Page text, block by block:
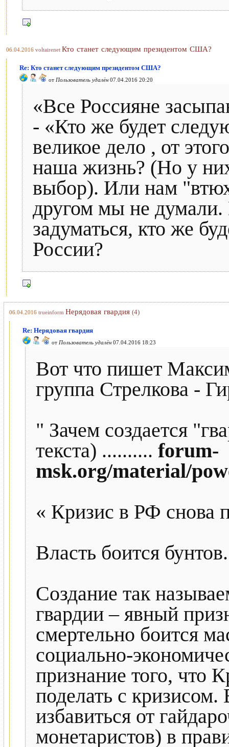
06.04.2016 voltairenet Кто станет следующим президентом США?
Re: Кто станет следующим президентом США?
от Пользователь удалён 07.04.2016 20:20
«Все Россияне
- «Кто же будет
великое дело , от
наша жизнь? (Но у
выбор). Или нам
другом мы не
задуматься, кто же
России?
06.04.2016 trueinform Нерядовая гвардия (4)
Re: Нерядовая гвардия
от Пользователь удалён 07.04.2016 18:23
Вот что пишет
группа Стрелкова -
" Зачем создается
текста) .......... forum-
msk.org/material/
« Кризис в РФ снова
Власть боится бунтов.
Создание так
гвардии – явный
смертельно боится
социально-
признание того, что
поделать с
избавиться от
монетаристов) в